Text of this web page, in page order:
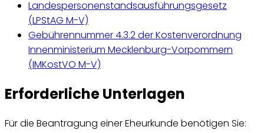
Landespersonenstandsausführungsgesetz
(LPStAG M-V)
Gebührennummer 4.3.2 der Kostenverordnung
Innenministerium Mecklenburg-Vorpommern
(IMKostVO M-V)
Erforderliche Unterlagen
Für die Beantragung einer Eheurkunde benötigen Sie: